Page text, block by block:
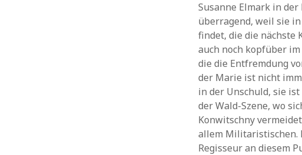
Susanne Elmark in
überragend, weil sie
findet, die die nächste
auch noch kopfüber
die die Entfremdung
der Marie ist nicht
in der Unschuld, sie
der Wald-Szene, wo
Konwitschny
allem Militaristischen.
Regisseur an diesem